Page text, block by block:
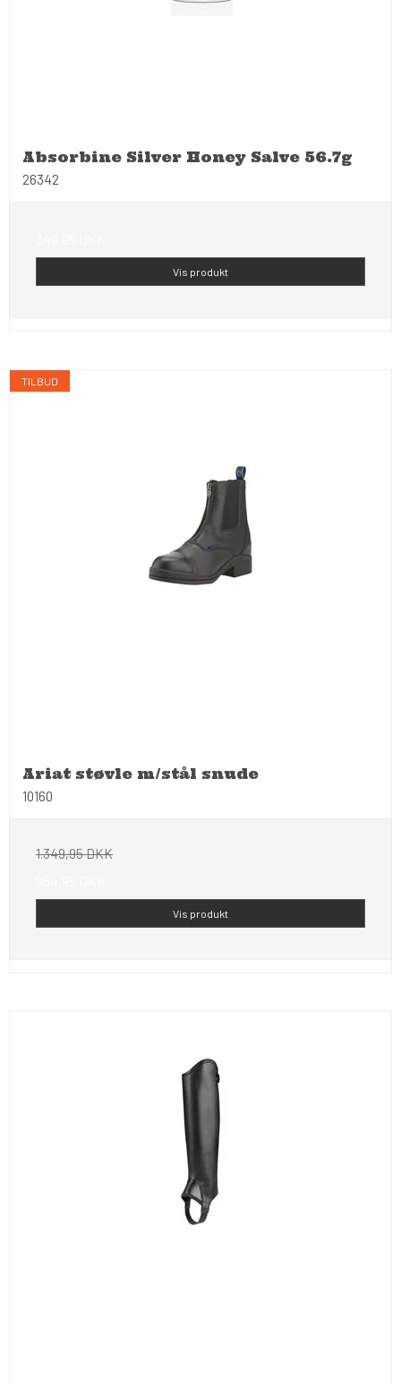
Absorbine Silver Honey Salve 56.7g
26342
Vis produkt
TILBUD
Ariat støvle m/stål snude
10160
1.349,95 DKK
Vis produkt